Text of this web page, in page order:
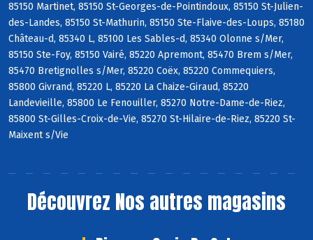
85150 Martinet, 85150 St-Georges-de-Pointindoux, 85150 St-Julien-
des-Landes, 85150 St-Mathurin, 85150 Ste-Flaive-des-Loups, 85180
Château-d, 85340 L, 85100 Les Sables-d, 85340 Olonne s/Mer,
85150 Ste-Foy, 85150 Vairé, 85220 Apremont, 85470 Brem s/Mer,
85470 Bretignolles s/Mer, 85220 Coëx, 85220 Commequiers,
85800 Givrand, 85220 L, 85220 La Chaize-Giraud, 85220
Landevieille, 85800 Le Fenouiller, 85270 Notre-Dame-de-Riez,
85800 St-Gilles-Croix-de-Vie, 85270 St-Hilaire-de-Riez, 85220 St-
Maixent s/Vie
Découvrez Nos autres magasins